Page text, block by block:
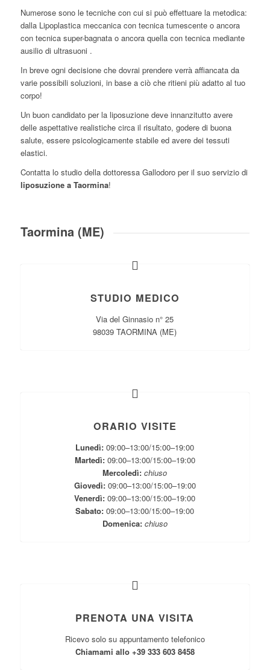
Numerose sono le tecniche con cui si può effettuare la metodica:
dalla Lipoplastica meccanica con tecnica tumescente o ancora
con tecnica super-bagnata o ancora quella con tecnica mediante
ausilio di ultrasuoni .
In breve ogni decisione che dovrai prendere verrà affiancata da
varie possibili soluzioni, in base a ciò che ritieni più adatto al tuo
corpo!
Un buon candidato per la liposuzione deve innanzitutto avere
delle aspettative realistiche circa il risultato, godere di buona
salute, essere psicologicamente stabile ed avere dei tessuti
elastici.
Contatta lo studio della dottoressa Gallodoro per il suo servizio di
liposuzione a Taormina!
Taormina (ME)
STUDIO MEDICO
Via del Ginnasio n° 25
98039 TAORMINA (ME)
ORARIO VISITE
Lunedì: 09:00–13:00/15:00–19:00
Martedì:09:00–13:00/15:00–19:00
Mercoledì: chiuso
Giovedì:09:00–13:00/15:00–19:00
Venerdì: 09:00–13:00/15:00–19:00
Sabato: 09:00–13:00/15:00–19:00
Domenica: chiuso
PRENOTA UNA VISITA
Ricevo solo su appuntamento telefonico
Chiamami allo +39 333 603 8458